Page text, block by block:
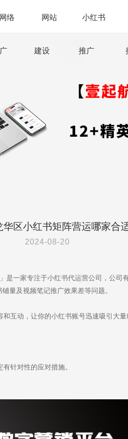
网络 网站
建设
小红书
推广
华区小红书矩阵营运哪家合
2024-08-20
是一家专注于小红书代运营公司，公司
量及视频笔记推广效果差等问题。
互动，让你的小红书账号迅速吸引大量
针对性的应对措施。